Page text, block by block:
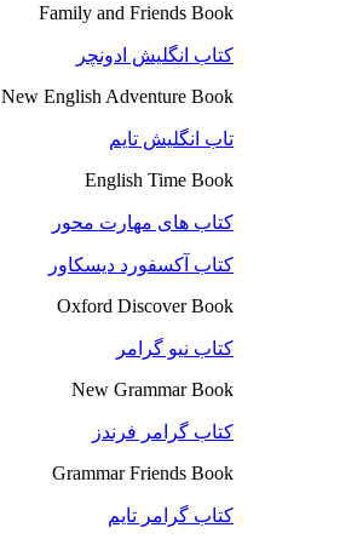
Family and Friends Book
کتاب انگلیش ادونچر
New English Adventure Book
تاب انگلیش تایم
English Time Book
کتاب های مهارت محور
کتاب آکسفورد دیسکاور
Oxford Discover Book
کتاب نیو گرامر
New Grammar Book
کتاب گرامر فرندز
Grammar Friends Book
کتاب گرامر تایم